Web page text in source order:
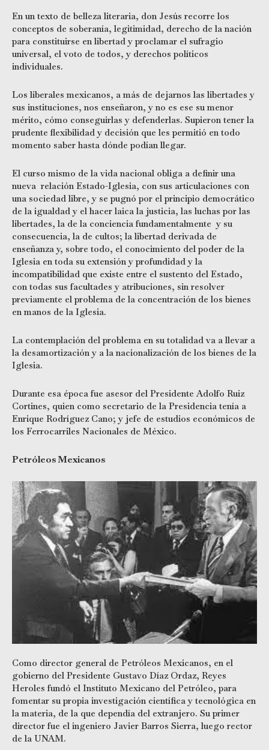
En un texto de belleza literaria, don Jesús recorre los
conceptos de soberanía, legitimidad, derecho de la nación
para constituirse en libertad y proclamar el sufragio
universal, el voto de todos, y derechos políticos
individuales.
Los liberales mexicanos, a más de dejarnos las libertades y
sus instituciones, nos enseñaron, y no es ese su menor
mérito, cómo conseguirlas y defenderlas. Supieron tener la
prudente flexibilidad y decisión que les permitió en todo
momento saber hasta dónde podían llegar.
El curso mismo de la vida nacional obliga a definir una
nueva relación Estado-Iglesia, con sus articulaciones con
una sociedad libre, y se pugnó por el principio democrático
de la igualdad y el hacer laica la justicia, las luchas por las
libertades, la de la conciencia fundamentalmente y su
consecuencia, la de cultos; la libertad derivada de
enseñanza y, sobre todo, el conocimiento del poder de la
Iglesia en toda su extensión y profundidad y la
incompatibilidad que existe entre el sustento del Estado,
con todas sus facultades y atribuciones, sin resolver
previamente el problema de la concentración de los bienes
en manos de la Iglesia.
La contemplación del problema en su totalidad va a llevar a
la desamortización y a la nacionalización de los bienes de la
Iglesia.
Durante esa época fue asesor del Presidente Adolfo Ruiz
Cortines, quien como secretario de la Presidencia tenía a
Enrique Rodríguez Cano; y jefe de estudios económicos de
los Ferrocarriles Nacionales de México.
Petróleos Mexicanos
Como director general de Petróleos Mexicanos, en el
gobierno del Presidente Gustavo Díaz Ordaz, Reyes
Heroles fundó el Instituto Mexicano del Petróleo, para
fomentar su propia investigación científica y tecnológica en
la materia, de la que dependía del extranjero. Su primer
director fue el ingeniero Javier Barros Sierra, luego rector
de la UNAM.